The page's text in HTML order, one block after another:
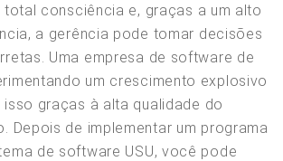
consciência e, graças a um alto
a gerência pode tomar decisões
Uma empresa de software de
um crescimento explosivo
isso graças à alta qualidade do
Depois de implementar um programa
de software USU, você pode